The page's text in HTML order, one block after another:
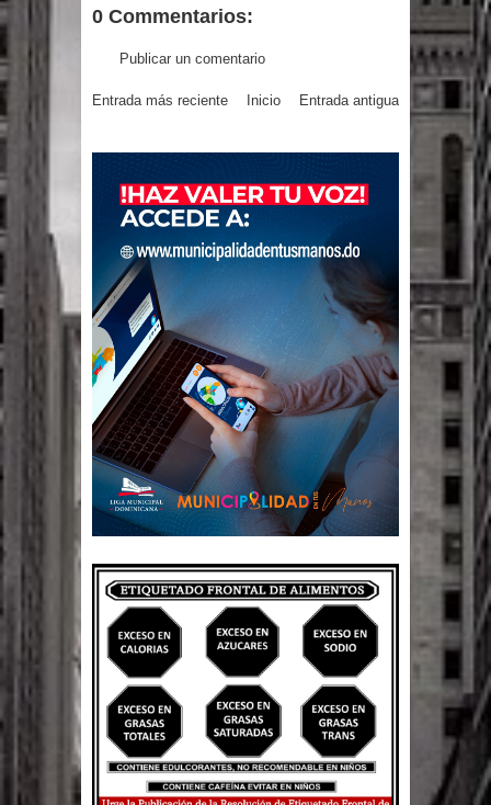
gran parte del territorio nacional
TC declara inconstitucional decreto
sobre horarios de venta de alcohol
vigente desde 2006 y exige ley del
Congreso
Presidente LMD Víctor D´Aza
supervisa obra relleno sanitario y se
reúne con alcalde San Cristóbal
Un lunes trágico deja seis jóvenes
muertos
Heridos y edificios colapsados tras
terremoto de magnitud 7,1 en Japón
Poder Ejecutivo promulga
modificaciones al nuevo Código Penal
0 Commentarios:
Publicar un comentario
Entrada más reciente Entrada antigua
Inicio